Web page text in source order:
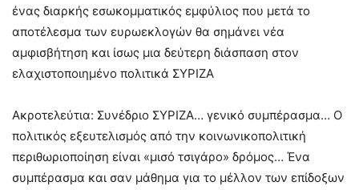
ένας διαρκής εσωκομματικός εμφύλιος που μετά το
αποτέλεσμα των ευρωεκλογών θα σημάνει νέα
αμφισβήτηση και ίσως μια δεύτερη διάσπαση στον
ελαχιστοποιημένο πολιτικά ΣΥΡΙΖΑ
Ακροτελεύτια: Συνέδριο ΣΥΡΙΖΑ… γενικό συμπέρασμα… Ο
πολιτικός εξευτελισμός από την κοινωνικοπολιτική
περιθωριοποίηση είναι «μισό τσιγάρο» δρόμος… Ένα
συμπέρασμα και σαν μάθημα για το μέλλον των επίδοξων